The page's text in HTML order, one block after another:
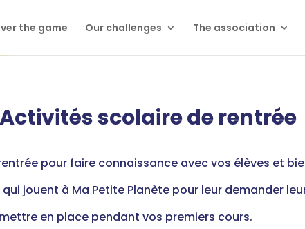
the game Our challenges The association
Activités scolaire de rentrée
pour faire connaissance avec vos élèves et
jouent à Ma Petite Planète pour leur demander
en place pendant vos premiers cours.